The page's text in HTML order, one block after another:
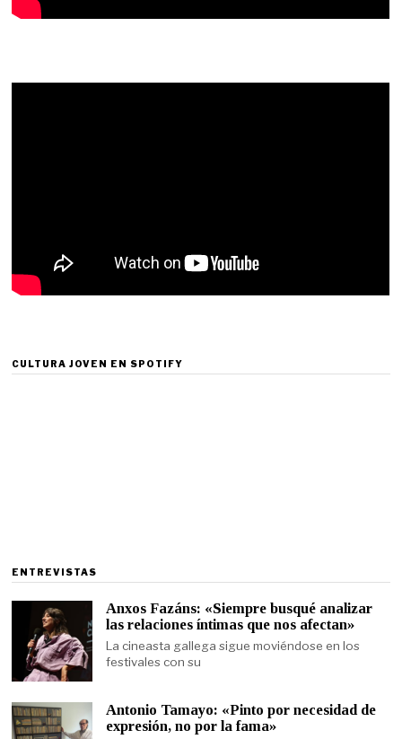
CULTURA JOVEN EN SPOTIFY
ENTREVISTAS
Anxos Fazáns: «Siempre busqué analizar
las relaciones íntimas que nos afectan»
La cineasta gallega sigue moviéndose en los
festivales con su
Antonio Tamayo: «Pinto por necesidad de
expresión, no por la fama»